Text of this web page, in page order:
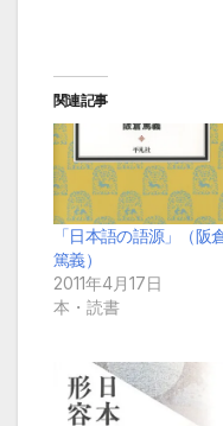
関連記事
「日本語の語源」（阪
篤義）
2011年4月17日
本・読書